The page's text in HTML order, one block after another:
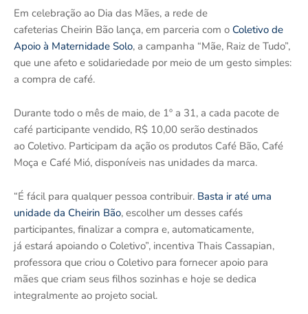
Em celebração ao Dia das Mães, a rede de
cafeterias Cheirin Bão lança, em parceria com o Coletivo de
Apoio à Maternidade Solo, a campanha “Mãe, Raiz de Tudo”,
que une afeto e solidariedade por meio de um gesto simples:
a compra de café.
Durante todo o mês de maio, de 1º a 31, a cada pacote de
café participante vendido, R$ 10,00 serão destinados
ao Coletivo. Participam da ação os produtos Café Bão, Café
Moça e Café Mió, disponíveis nas unidades da marca.
“É fácil para qualquer pessoa contribuir. Basta ir até uma
unidade da Cheirin Bão, escolher um desses cafés
participantes, finalizar a compra e, automaticamente,
já estará apoiando o Coletivo”, incentiva Thais Cassapian,
professora que criou o Coletivo para fornecer apoio para
mães que criam seus filhos sozinhas e hoje se dedica
integralmente ao projeto social.